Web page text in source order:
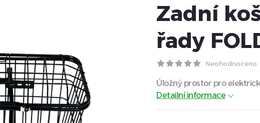
Zadní
řady
Neohodnoceno
Úložný prostor pro
Detailní informace